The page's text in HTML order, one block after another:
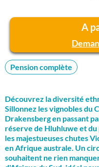
A
Pension complète
Découvrez la diversité
Sillonnez les vignobles du
Drakensberg en passant
réserve de Hluhluwe et
les majestueuses chutes
en Afrique australe. Un
souhaitent ne rien